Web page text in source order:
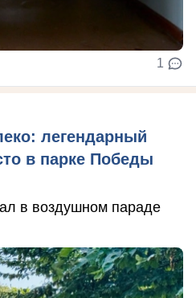
1
легендарный
в парке Победы
в воздушном параде